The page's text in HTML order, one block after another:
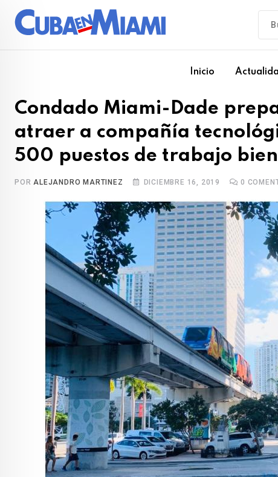
Inicio
Condado Miami-Dade
atraer a compañía
500 puestos de trabajo
PORALEJANDRO MARTINEZ DICIEMBRE 16, 2019 0